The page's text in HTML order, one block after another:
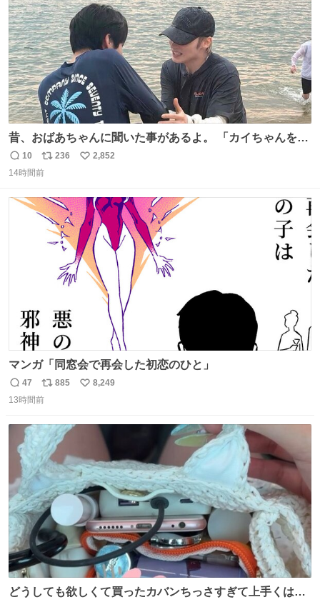
昔、おばあちゃんに聞いた事があるよ。 「カイちゃんをい
じめると、アイツが海から上がって来るぞ。」って。
返
信
10
リ
ポ
ト
数
236
い
数
2,852
14時間前
マンガ「同窓会で再会した初恋のひと」
返
信
47
リ
ポ
ト
数
885
い
8,249
13時間前
どうしても欲しくて買ったカバンちっさすぎて上手くはめ